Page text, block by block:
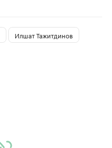
Илшат Тажитдинов